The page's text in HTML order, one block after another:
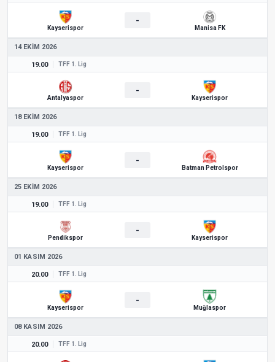
Kayserispor
-
Manisa FK
14 EKIM 2026
19.00 TFF 1. Lig
Antalyaspor
-
Kayserispor
18 EKIM 2026
19.00 TFF 1. Lig
Kayserispor
-
Batman Petrolspor
25 EKIM 2026
19.00 TFF 1. Lig
Pendikspor
-
Kayserispor
01 KASIM 2026
20.00 TFF 1. Lig
Kayserispor
-
Muğlaspor
08 KASIM 2026
20.00 TFF 1. Lig